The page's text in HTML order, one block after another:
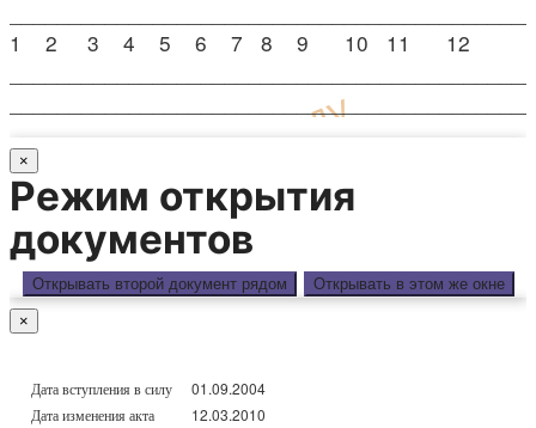
1 2 3 4 5 6 7 8 9 10 11 12
×
Режим открытия
документов
Открывать второй документ рядом Открывать в этом же окне
×
Дата вступления в силу
01.09.2004
Дата изменения акта
12.03.2010